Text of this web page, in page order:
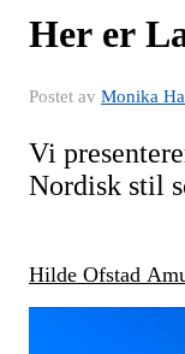
Her er
Postet av Monika
Vi
Nordisk stil
Hilde Ofstad